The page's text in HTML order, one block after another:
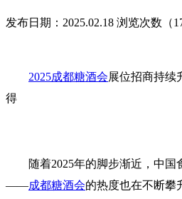
发布日期：2025.02.18 浏览次数（
2025成都糖酒会展位招商持续
得
随着2025年的脚步渐近，中
——成都糖酒会的热度也在不断攀